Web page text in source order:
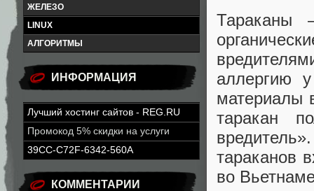
ЖЕЛЕЗО
LINUX
АЛГОРИТМЫ
ИНФОРМАЦИЯ
Лучший хостинг сайтов - REG.RU
Промокод 5% скидки на услуги
39CC-C72F-6342-560A
КОММЕНТАРИИ
Тараканы
аллергию
материалы
таракан
тараканов
во